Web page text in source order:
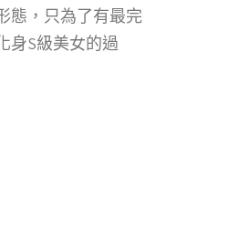
態，只為了有最完
身S級美女的過